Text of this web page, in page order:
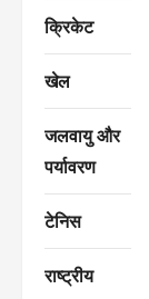
क्रिकेट
खेल
जलवायु और
पर्यावरण
टेनिस
राष्ट्रीय